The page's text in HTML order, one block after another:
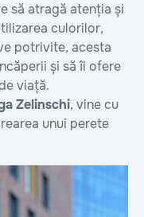
să atragă atenția și
culorilor,
potrivite, acesta
și să îi ofere
viață.
Zelinschi, vine cu
unui perete